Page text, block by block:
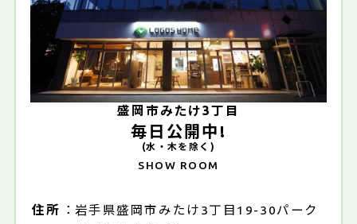
盛岡市みたけ3丁目
毎日公開中!
(水・木を除く)
SHOW ROOM
住所
岩手県盛岡市みたけ3丁目19-30パーク